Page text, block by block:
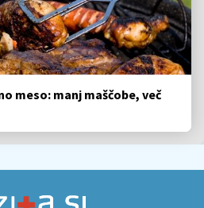
meso: manj maščobe, več